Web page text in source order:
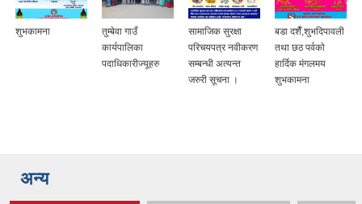
शुभकामना
तुम्बेवा गाउँ
कार्यपालिका
पदाधिकारीज्यूहरु
सामाजिक सुरक्षा
परिचयपत्र नवीकरण
सम्बन्धी अत्यन्त
जरुरी सूचना ।
बडा दशैँ,शुभदिपावली
तथा छठ पर्वकाे
हार्दिक मंगलमय
शुभकामना
अन्य